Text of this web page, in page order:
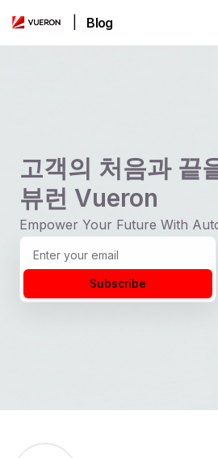
Blog
고객의 처음과 끝
뷰런 Vueron
Empower Your Future With
Subscribe